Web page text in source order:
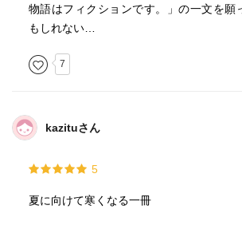
物語はフィクションです。」の一文を願
もしれない…
7
kazituさん
5
夏に向けて寒くなる一冊